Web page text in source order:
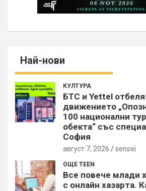
Най-нови
КУЛТУРА
БТС и Yettel
движението
100 национални
обекта“ със
София
август 7, 2026 sensei
ОЩЕ TEEN
Все повече млади
с онлайн хазарта.